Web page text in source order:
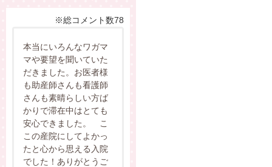
※総コメント数78
本当にいろんなワガマ
マや要望を聞いていた
だきました。お医者様
も助産師さんも看護師
さんも素晴らしい方ば
かりで滞在中はとても
安心できました。 こ
この産院にしてよかっ
たと心から思える入院
でした！ありがとうご